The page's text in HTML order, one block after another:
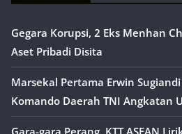
Gegara Korupsi, 2 Eks Menhan
Aset Pribadi Disita
Marsekal Pertama Erwin
Komando Daerah TNI Angkatan
Gara-gara Perang, KTT ASEAN